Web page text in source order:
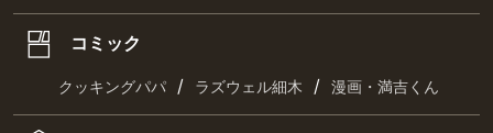
コミック
クッキングパパ / ラズウェル細木 / 漫画・満吉くん